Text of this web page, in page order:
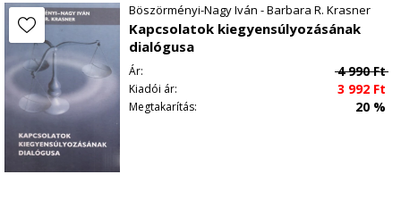
Böszörményi-Nagy Iván - Barbara R. Krasner
Kapcsolatok kiegyensúlyozásának
dialógusa
Ár: 4 990Ft
Kiadói ár: 3 992 Ft
Megtakarítás: 20 %